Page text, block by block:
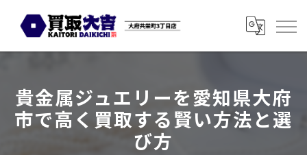
貴金属ジュエリーを愛知県大府
市で高く買取する賢い方法と選
び方